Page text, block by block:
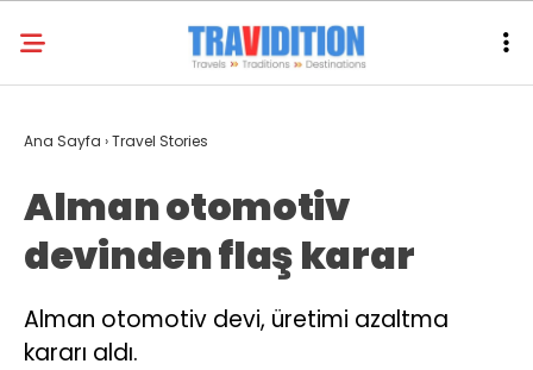
Ana Sayfa ›Travel Stories
Alman otomotiv
devinden flaş karar
Alman otomotiv devi, üretimi azaltma
kararı aldı.